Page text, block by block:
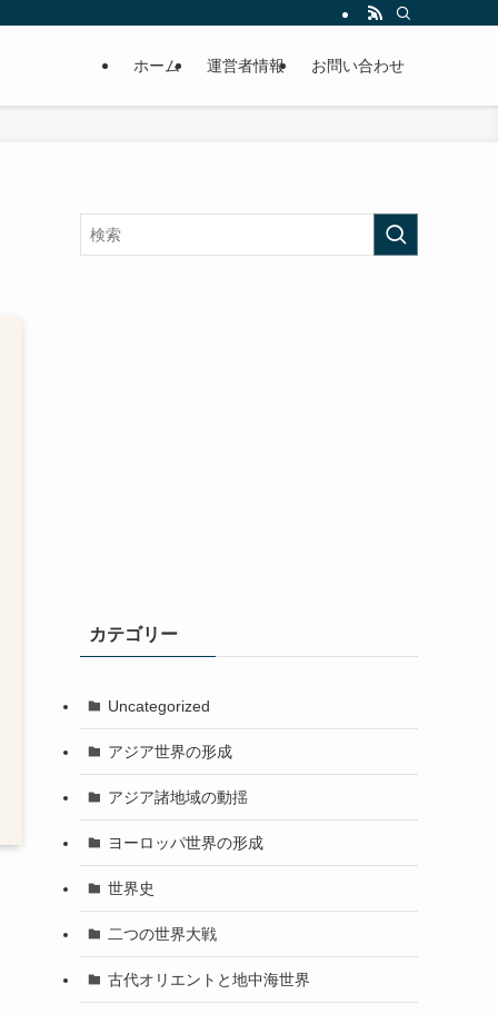
ホーム 運営者情報 お問い合わせ
カテゴリー
Uncategorized
アジア世界の形成
アジア諸地域の動揺
ヨーロッパ世界の形成
世界史
二つの世界大戦
古代オリエントと地中海世界